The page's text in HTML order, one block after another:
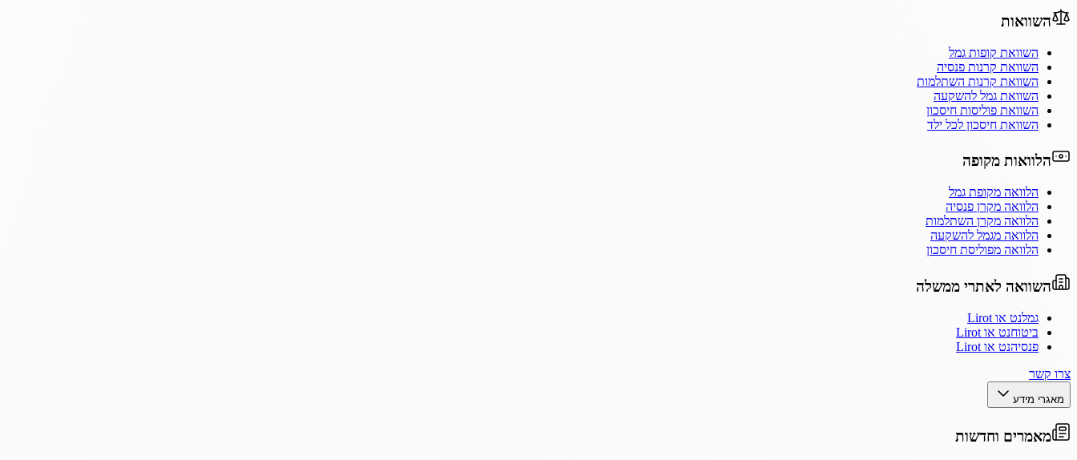
השוואות
השוואת קופות גמל
השוואת קרנות פנסיה
השוואת קרנות השתלמות
השוואת גמל להשקעה
השוואת פוליסות חיסכון
השוואת חיסכון לכל ילד
הלוואות מקופה
הלוואה מקופת גמל
הלוואה מקרן פנסיה
הלוואה מקרן השתלמות
הלוואה מגמל להשקעה
הלוואה מפוליסת חיסכון
השוואה לאתרי ממשלה
גמלנט או Lirot
ביטוחנט או Lirot
פנסיהנט או Lirot
צרו קשר
מאגרי מידע
מאמרים וחדשות